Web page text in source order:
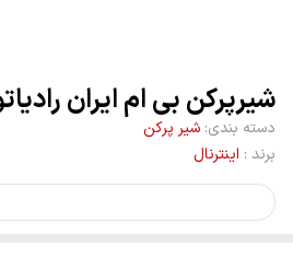
شیرپرکن بی ام ایران
دسته بندی: شیر پرکن
برند : اینترنال